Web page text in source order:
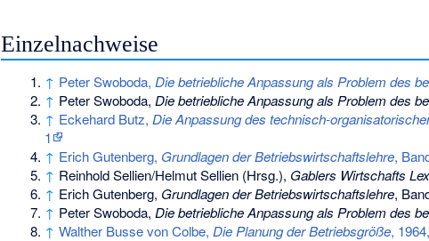
Einzelnachweise
↑ Peter Swoboda, Die betriebliche Anpassung als Problem des
↑ Peter Swoboda, Die betriebliche Anpassung als Problem des
↑ Eckehard Butz, Die Anpassung des technisch-
1
↑ Erich Gutenberg, Grundlagen der Betriebswirtschaftslehre,
↑ Reinhold Sellien/Helmut Sellien (Hrsg.), Gablers Wirtschafts
↑ Erich Gutenberg, Grundlagen der Betriebswirtschaftslehre,
↑ Peter Swoboda, Die betriebliche Anpassung als Problem des
↑ Walther Busse von Colbe, Die Planung der Betriebsgröße,